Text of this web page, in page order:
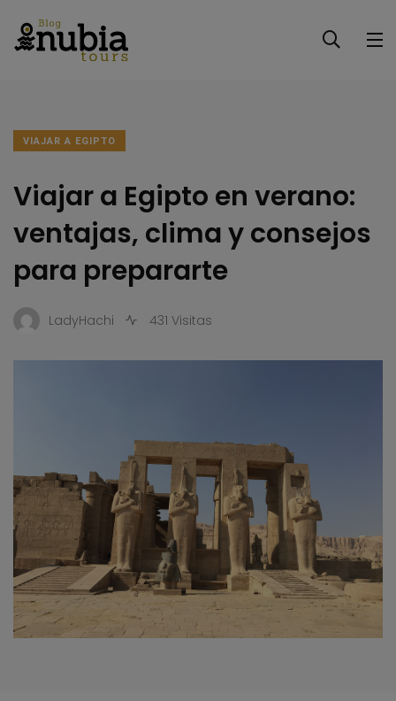
VIAJAR A EGIPTO
Viajar a Egipto en verano:
ventajas, clima y consejos
para prepararte
LadyHachi 431 Visitas